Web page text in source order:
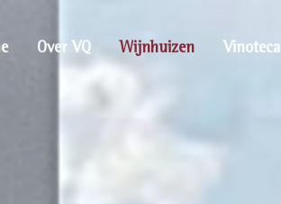
Over VQ Wijnhuizen Vinoteca